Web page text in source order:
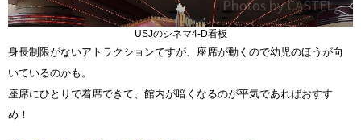
USJのシネマ4-D看板
身長制限がないアトラクションですが、座席が動くので幼児のほうが向
いているのかも。
座席にひとりで着席できて、館内が暗くなるのが平気であればおすす
め！